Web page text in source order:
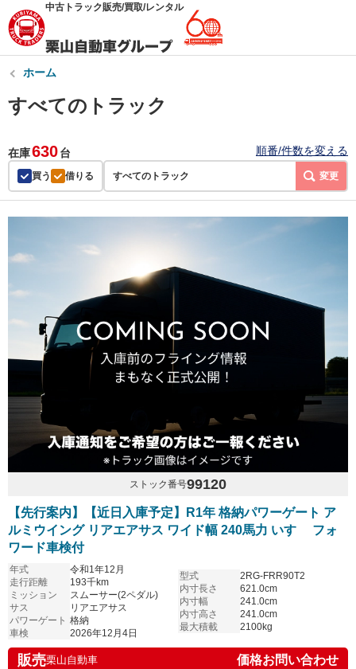
中古トラック販売/買取/レンタル
ホーム
すべてのトラック
在庫630台 順番/件数を変える
買う 借りる すべてのトラック 変更
ストック番号99120
【先行案内】【近日入庫予定】R1年 格納パワーゲート ア
ルミウイング リアエアサス ワイド幅 240馬力 いすゞ フォ
ワード車検付
年式
令和1年12月
走行距離
193千km
ミッション
スムーサー(2ペダル)
サス
リアエアサス
パワーゲート 格納
車検
2026年12月4日
型式
2RG-FRR90T2
内寸長さ
621.0cm
内寸幅
241.0cm
内寸高さ
241.0cm
最大積載
2100kg
販売栗山自動車 価格お問い合わせ